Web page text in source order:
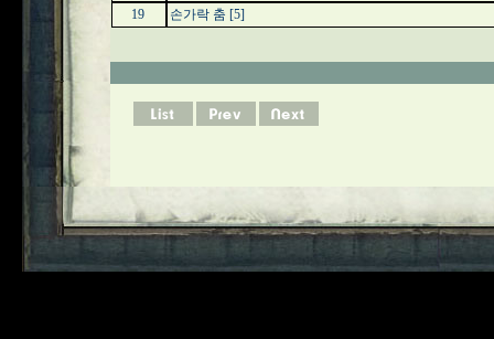
19
손가락 춤 [5]